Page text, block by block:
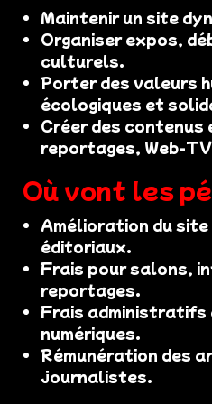
Maintenir un site
Organiser expos,
culturels.
Porter des valeurs
écologiques et
Créer des contenus
reportages, Web-
Où vont les
Amélioration du
éditoriaux.
Frais pour salons,
reportages.
Frais
numériques.
Rémunération des
journalistes.